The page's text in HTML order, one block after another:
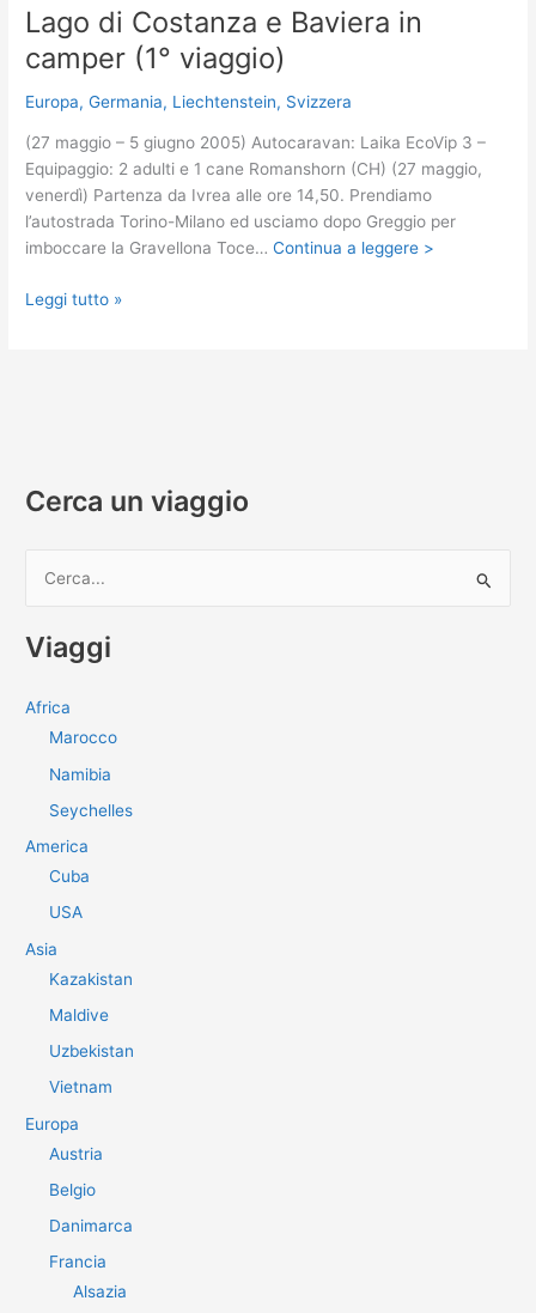
Lago di Costanza e Baviera in
camper (1° viaggio)
Europa,Germania, Liechtenstein, Svizzera
(27 maggio – 5 giugno 2005) Autocaravan: Laika EcoVip 3 –
Equipaggio: 2 adulti e 1 cane Romanshorn (CH) (27 maggio,
venerdì) Partenza da Ivrea alle ore 14,50. Prendiamo
l’autostrada Torino-Milano ed usciamo dopo Greggio per
imboccare la Gravellona Toce…Continua a leggere >
Lago
viaggio)
Leggi tutto »
Cerca un viaggio
c
Viaggi
Africa
Marocco
Namibia
Seychelles
America
Cuba
USA
Asia
Kazakistan
Maldive
Uzbekistan
Vietnam
Europa
Austria
Belgio
Danimarca
Francia
Alsazia